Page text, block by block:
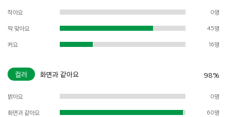
작아요 0명
딱 맞아요 45명
커요 16명
컬러 화면과 같아요 98%
밝아요 0명
화면과 같아요 60명